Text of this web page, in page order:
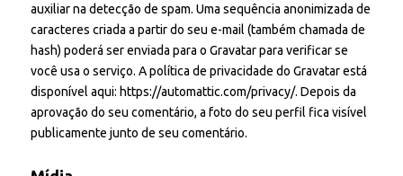
auxiliar na detecção de spam. Uma sequência anonimizada de
caracteres criada a partir do seu e-mail (também chamada de
hash) poderá ser enviada para o Gravatar para verificar se
você usa o serviço. A política de privacidade do Gravatar está
disponível aqui: https://automattic.com/privacy/. Depois da
aprovação do seu comentário, a foto do seu perfil fica visível
publicamente junto de seu comentário.